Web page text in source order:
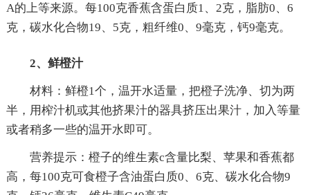
A的上等来源。每100克香蕉含蛋白质1、2克，脂肪0、6
克，碳水化合物19、5克，粗纤维0、9毫克，钙9毫克。
2、鲜橙汁
材料：鲜橙1个，温开水适量，把橙子洗净、切为两
半，用榨汁机或其他挤果汁的器具挤压出果汁，加入等量
或者稍多一些的温开水即可。
营养提示：橙子的维生素c含量比梨、苹果和香蕉都
高，每100克可食橙子含油蛋白质0、6克、碳水化合物9